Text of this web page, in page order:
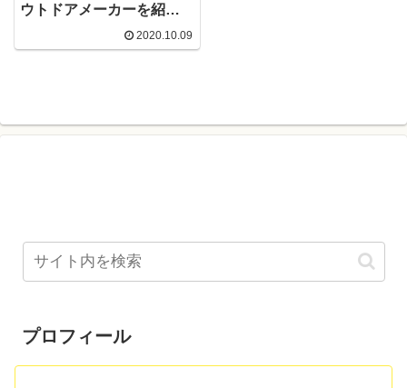
ウトドアメーカーを紹介
2020.10.09
プロフィール